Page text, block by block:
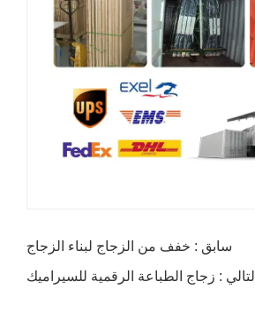
سابق : خفف من الزجاج لبناء الزجاج
التالي : زجاج الطباعة الرقمية للسيراميك